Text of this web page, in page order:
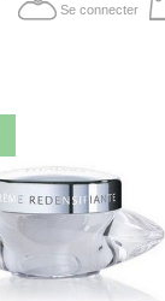
Se connecter